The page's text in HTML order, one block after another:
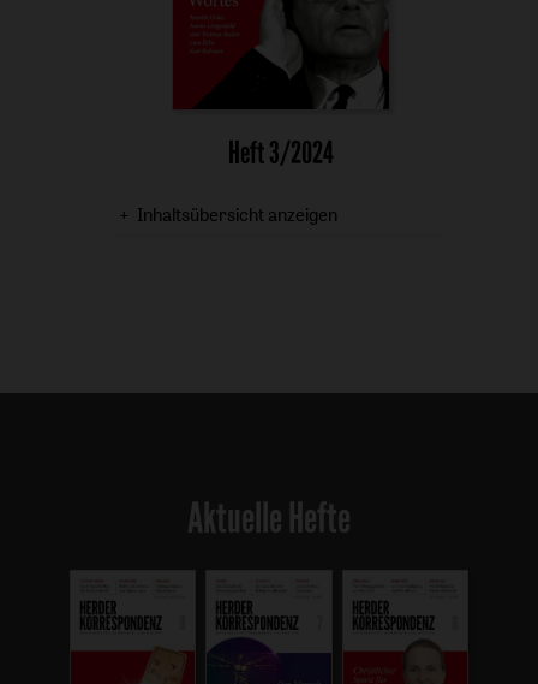
Heft 3/2024
Inhaltsübersicht anzeigen
Aktuelle Hefte